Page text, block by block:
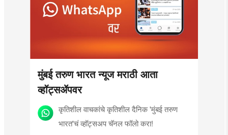
मुंबई तरुण भारत न्यूज मराठी आता
व्हॉट्सॲपवर
कृतिशील वाचकांचे कृतिशील दैनिक 'मुंबई तरुण
भारत'चं व्हॉट्सअप चॅनल फॉलो करा!